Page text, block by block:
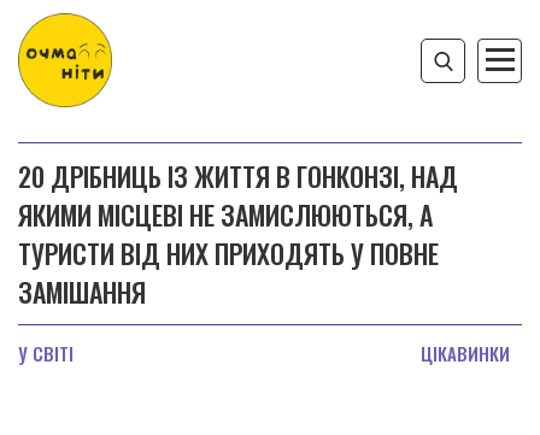
20 ДРІБНИЦЬ ІЗ ЖИТТЯ В ГОНКОНЗІ, НАД
ЯКИМИ МІСЦЕВІ НЕ ЗАМИСЛЮЮТЬСЯ, А
ТУРИСТИ ВІД НИХ ПРИХОДЯТЬ У ПОВНЕ
ЗАМІШАННЯ
У СВІТІ ЦІКАВИНКИ